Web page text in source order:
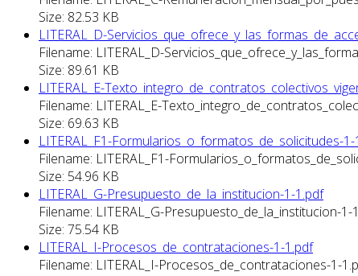
Size: 82.53 KB
LITERAL_D-
Filename: LITERAL_D-
Size: 89.61 KB
LITERAL_E-
Filename: LITERAL_E-
Size: 69.63 KB
LITERAL_F1-Formularios_o_formatos_de_solicitudes-
Filename: LITERAL_F1-
Size: 54.96 KB
LITERAL_G-Presupuesto_de_la_institucion-1-1.pdf
Filename: LITERAL_G-Presupuesto_de_la_institucion-1-
Size: 75.54 KB
LITERAL_I-Procesos_de_contrataciones-1-1.pdf
Filename: LITERAL_I-Procesos_de_contrataciones-1-